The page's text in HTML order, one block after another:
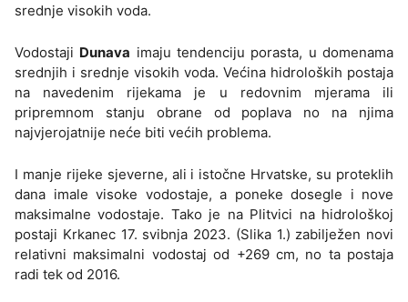
srednje visokih voda.
Vodostaji Dunava imaju tendenciju porasta, u domenama
srednjih i srednje visokih voda. Većina hidroloških postaja
na navedenim rijekama je u redovnim mjerama ili
pripremnom stanju obrane od poplava no na njima
najvjerojatnije neće biti većih problema.
I manje rijeke sjeverne, ali i istočne Hrvatske, su proteklih
dana imale visoke vodostaje, a poneke dosegle i nove
maksimalne vodostaje. Tako je na Plitvici na hidrološkoj
postaji Krkanec 17. svibnja 2023. (Slika 1.) zabilježen novi
relativni maksimalni vodostaj od +269 cm, no ta postaja
radi tek od 2016.